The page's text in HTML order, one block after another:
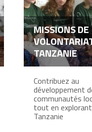
MISSIONS DE
TANZANIE
Contribuez au
développement
communautés
tout en
Tanzanie